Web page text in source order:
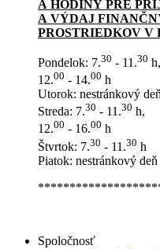
A HODINY PRE
A VÝDAJ
PROSTRIEDKOV V
Pondelok: 7.30 - 11.30 h,
12.00 - 14.00 h
Utorok: nestránkový deň
Streda: 7.30 - 11.30 h,
12.00 - 16.00 h
Štvrtok: 7.30 - 11.30 h
Piatok: nestránkový deň
Spoločnosť